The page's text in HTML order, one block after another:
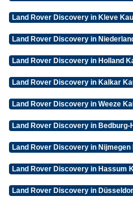
Land Rover Discovery in Kleve
Land Rover Discovery in
Land Rover Discovery in Holland
Land Rover Discovery in Kalkar
Land Rover Discovery in Weeze
Land Rover Discovery in Bedburg-
Land Rover Discovery in
Land Rover Discovery in Hassum
Land Rover Discovery in